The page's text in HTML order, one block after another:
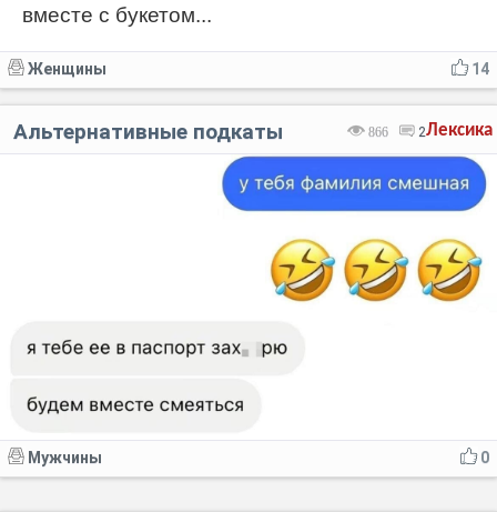
вместе с букетом...
14
Женщины
Лексика
866 2
Альтернативные подкаты
0
Мужчины